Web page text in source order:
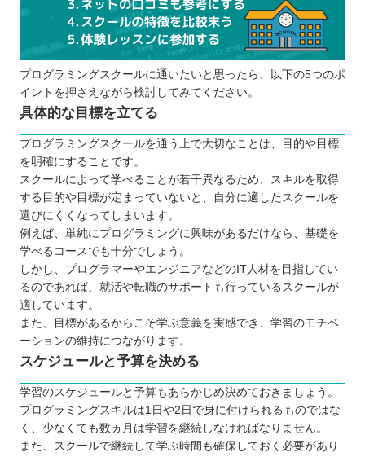
独学よりも勉強しやすい
質問や相談ができる
就職・転職に役立つ場合もある
実務に近いスキルも身に付けられる
プログラミングスクールに通う3つのデメリット
学びたいことが学べない場合もある
柔軟にスケジュールを調整できない場合も
ある
コストが独学よりも高い
どんなプログラミング言語を学ぶのが良いのか
プログラミングスクールに通えるお得な制度
【一般教育訓練】
【特定一般訓練】
プログラミングスクールで挫折しないためのポイン
ール9選
テックアイエス
0円スクール
プログラミングスクールに通いたいと思ったら、以下の5つのポ
イントを押さえながら検討してみてください。
具体的な目標を立てる
プログラミングスクールを通う上で大切なことは、目的や目標
を明確にすることです。
スクールによって学べることが若干異なるため、スキルを取得
する目的や目標が定まっていないと、自分に適したスクールを
選びにくくなってしまいます。
例えば、単純にプログラミングに興味があるだけなら、基礎を
学べるコースでも十分でしょう。
しかし、プログラマーやエンジニアなどのIT人材を目指してい
るのであれば、就活や転職のサポートも行っているスクールが
適しています。
また、目標があるからこそ学ぶ意義を実感でき、学習のモチベ
ーションの維持につながります。
スケジュールと予算を決める
学習のスケジュールと予算もあらかじめ決めておきましょう。
プログラミングスキルは1日や2日で身に付けられるものではな
く、少なくても数ヵ月は学習を継続しなければなりません。
また、スクールで継続して学ぶ時間も確保しておく必要があり